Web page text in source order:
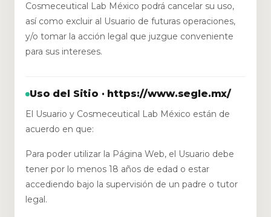
Cosmeceutical Lab México podrá cancelar su uso,
así como excluir al Usuario de futuras operaciones,
y/o tomar la acción legal que juzgue conveniente
para sus intereses.
Uso del Sitio · https://www.segle.mx/
El Usuario y Cosmeceutical Lab México están de
acuerdo en que:
Para poder utilizar la Página Web, el Usuario debe
tener por lo menos 18 años de edad o estar
accediendo bajo la supervisión de un padre o tutor
legal.